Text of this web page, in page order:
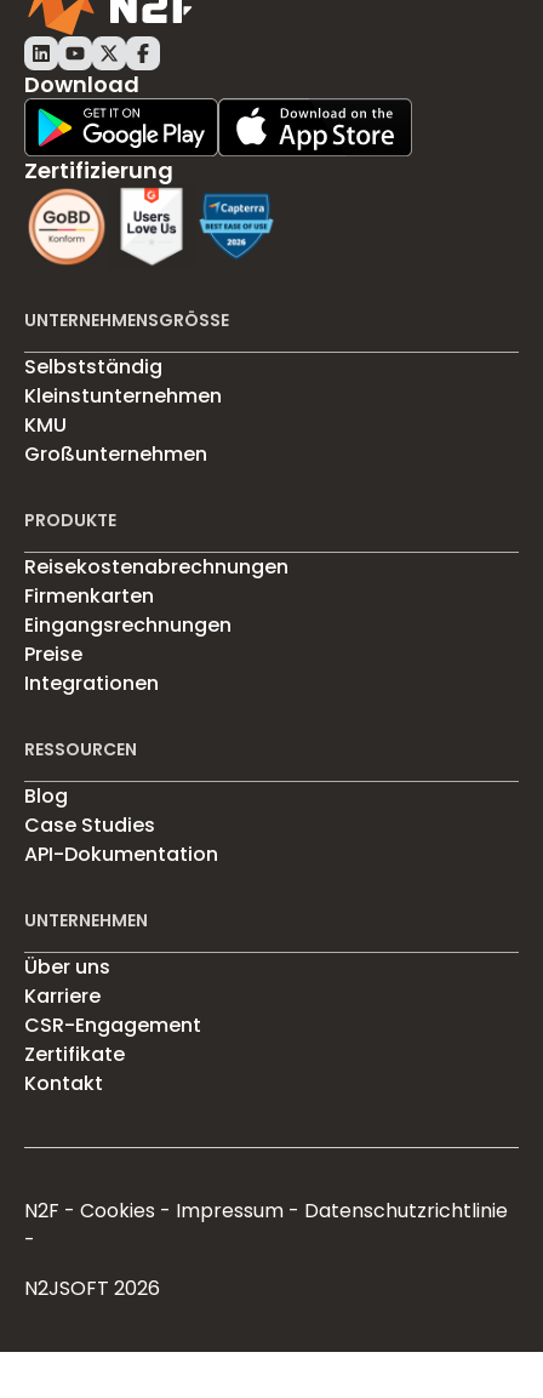
Download
Play Store DownloadApp Store Download
Zertifizierung
UNTERNEHMENSGRÖSSE
Selbstständig
Kleinstunternehmen
KMU
Großunternehmen
PRODUKTE
Reisekostenabrechnungen
Firmenkarten
Eingangsrechnungen
Preise
Integrationen
RESSOURCEN
Blog
Case Studies
API-Dokumentation
UNTERNEHMEN
Über uns
Karriere
CSR-Engagement
Zertifikate
Kontakt
N2F Cookies Impressum Datenschutzrichtlinie
N2JSOFT 2026